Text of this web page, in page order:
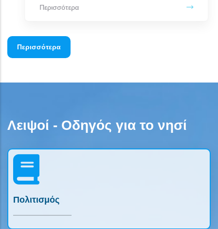
Περισσότερα
Λειψοί - Οδηγός για το νησί
Πολιτισμός